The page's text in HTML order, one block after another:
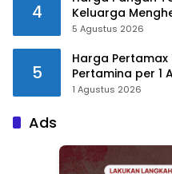
4
Keluarga
5 Agustus 2026
5
Harga Pertamax
Pertamina per 1
1 Agustus 2026
Ads